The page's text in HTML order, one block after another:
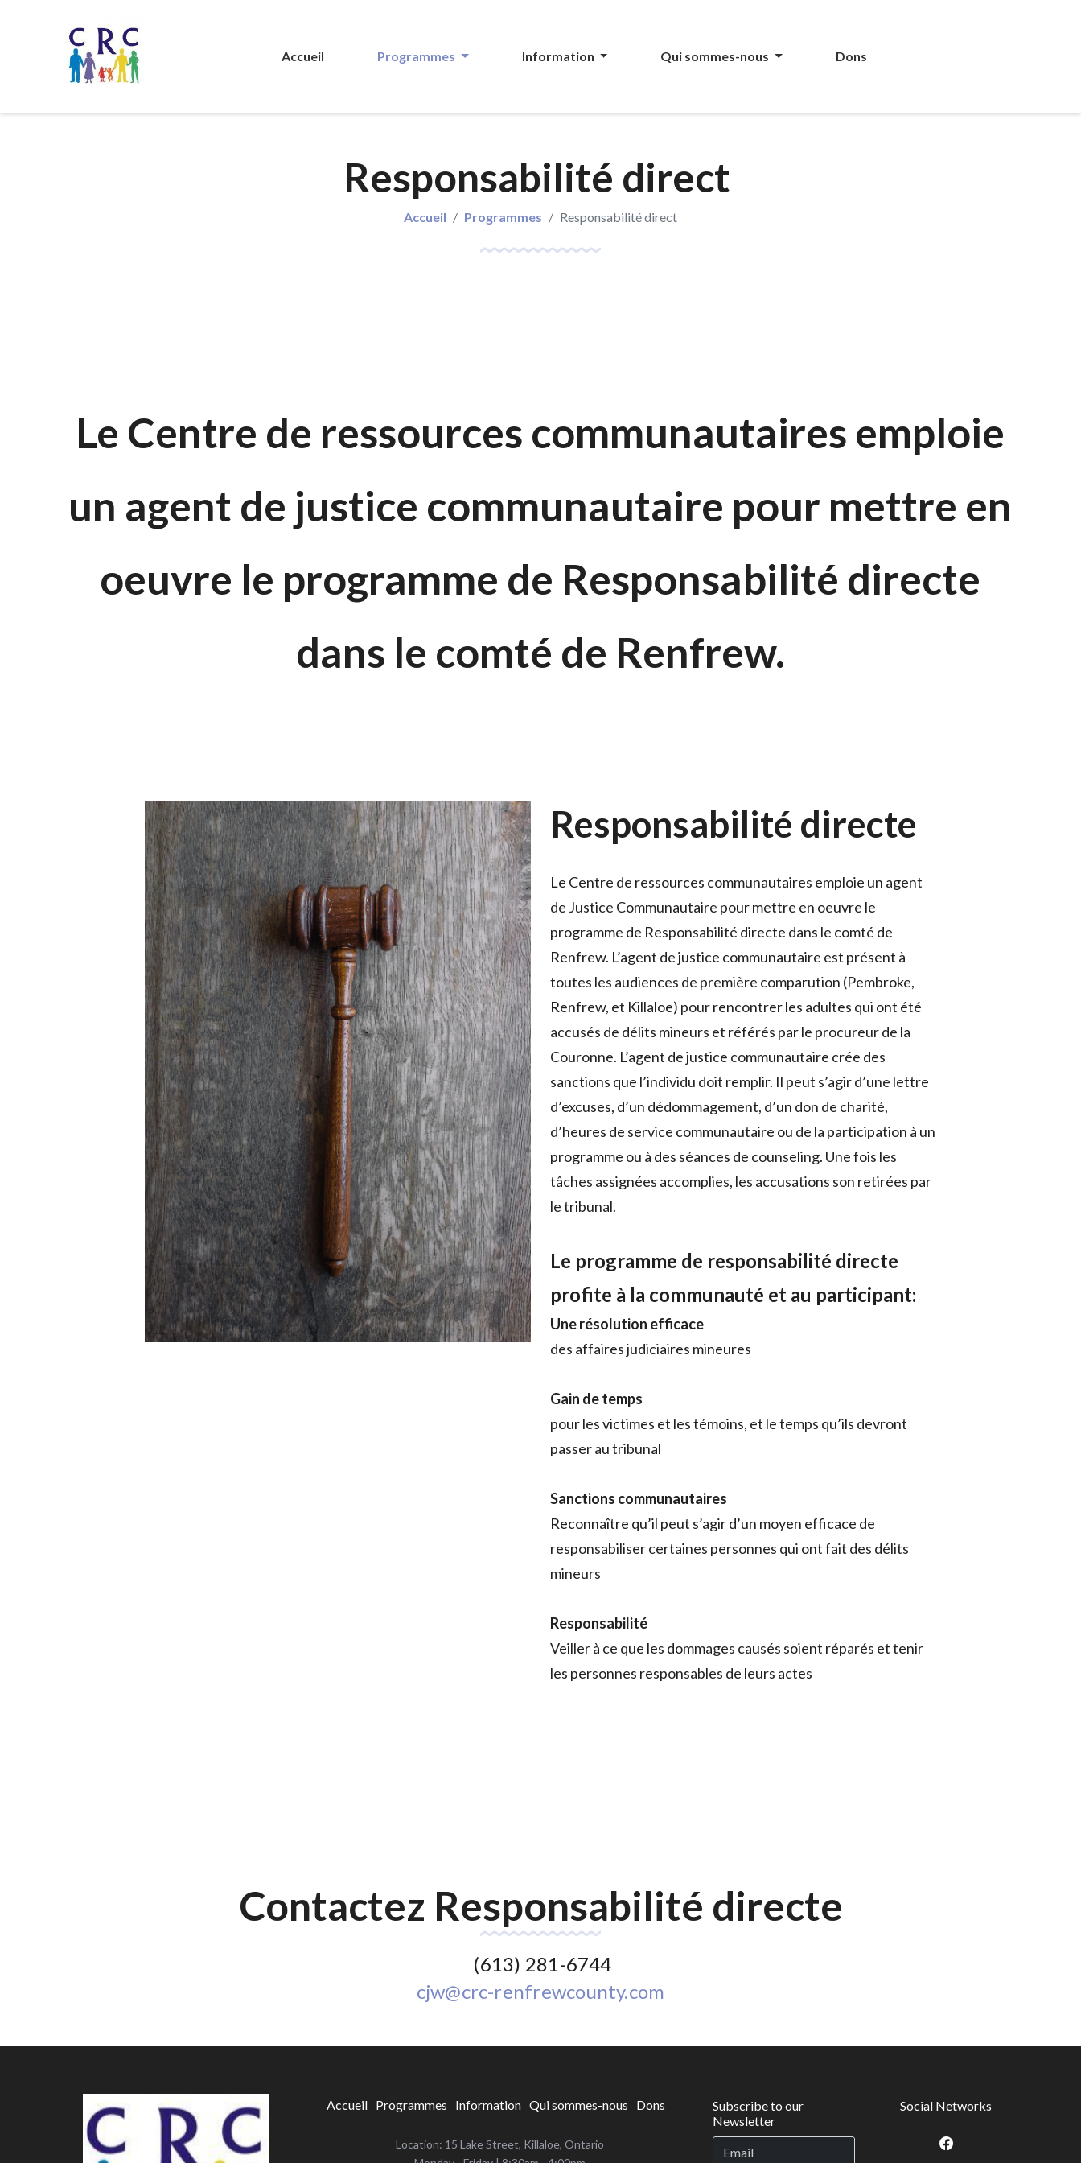
Accueil Programmes Information Qui sommes-nous Dons
Responsabilité direct
Accueil Programmes Responsabilité direct
Le Centre de ressources communautaires emploie
un agent de justice communautaire pour mettre en
oeuvre le programme de Responsabilité directe
dans le comté de Renfrew.
Responsabilité directe
Le Centre de ressources communautaires emploie un agent
de Justice Communautaire pour mettre en oeuvre le
programme de Responsabilité directe dans le comté de
Renfrew. L’agent de justice communautaire est présent à
toutes les audiences de première comparution (Pembroke,
Renfrew, et Killaloe) pour rencontrer les adultes qui ont été
accusés de délits mineurs et référés par le procureur de la
Couronne. L’agent de justice communautaire crée des
sanctions que l’individu doit remplir. Il peut s’agir d’une lettre
d’excuses, d’un dédommagement, d’un don de charité,
d’heures de service communautaire ou de la participation à un
programme ou à des séances de counseling. Une fois les
tâches assignées accomplies, les accusations son retirées par
le tribunal.
Le programme de responsabilité directe
profite à la communauté et au participant:
Une résolution efficace
des affaires judiciaires mineures
Gain de temps
‌pour les victimes et les témoins, et le temps qu’ils devront
passer au tribunal
Sanctions communautaires
‌Reconnaître qu’il peut s’agir d’un moyen efficace de
responsabiliser certaines personnes qui ont fait des délits
mineurs
‌Responsabilité
‌Veiller à ce que les dommages causés soient réparés et tenir
les personnes responsables de leurs actes
Contactez Responsabilité directe
(613) 281-6744
cjw@crc-renfrewcounty.com
Accueil Programmes Information Qui sommes-nous Dons
Location: 15 Lake Street, Killaloe, Ontario
Subscribe to our
Newsletter
Social Networks